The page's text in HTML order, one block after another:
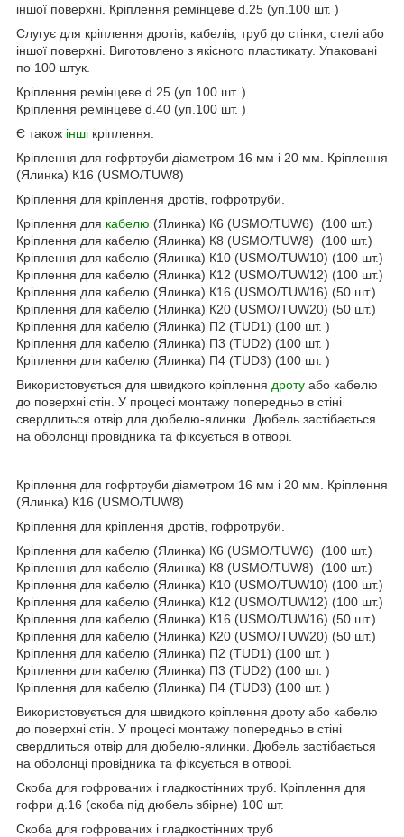
іншої поверхні. Кріплення ремінцеве d.25 (уп.100 шт. )
Слугує для кріплення дротів, кабелів, труб до стінки, стелі або
іншої поверхні. Виготовлено з якісного пластикату. Упаковані
по 100 штук.
Кріплення ремінцеве d.25 (уп.100 шт. )
Кріплення ремінцеве d.40 (уп.100 шт. )
Є також інші кріплення.
Кріплення для гофртруби діаметром 16 мм і 20 мм. Кріплення
(Ялинка) К16 (USMO/TUW8)
Кріплення для кріплення дротів, гофротруби.
Кріплення для кабелю (Ялинка) К6 (USMO/TUW6) (100 шт.)
Кріплення для кабелю (Ялинка) К8 (USMO/TUW8) (100 шт.)
Кріплення для кабелю (Ялинка) К10 (USMO/TUW10) (100 шт.)
Кріплення для кабелю (Ялинка) К12 (USMO/TUW12) (100 шт.)
Кріплення для кабелю (Ялинка) К16 (USMO/TUW16) (50 шт.)
Кріплення для кабелю (Ялинка) К20 (USMO/TUW20) (50 шт.)
Кріплення для кабелю (Ялинка) П2 (TUD1) (100 шт. )
Кріплення для кабелю (Ялинка) П3 (TUD2) (100 шт. )
Кріплення для кабелю (Ялинка) П4 (TUD3) (100 шт. )
Використовується для швидкого кріплення дроту або кабелю
до поверхні стін. У процесі монтажу попередньо в стіні
свердлиться отвір для дюбелю-ялинки. Дюбель застібається
на оболонці провідника та фіксується в отворі.
Кріплення для гофртруби діаметром 16 мм і 20 мм. Кріплення
(Ялинка) К16 (USMO/TUW8)
Кріплення для кріплення дротів, гофротруби.
Кріплення для кабелю (Ялинка) К6 (USMO/TUW6) (100 шт.)
Кріплення для кабелю (Ялинка) К8 (USMO/TUW8) (100 шт.)
Кріплення для кабелю (Ялинка) К10 (USMO/TUW10) (100 шт.)
Кріплення для кабелю (Ялинка) К12 (USMO/TUW12) (100 шт.)
Кріплення для кабелю (Ялинка) К16 (USMO/TUW16) (50 шт.)
Кріплення для кабелю (Ялинка) К20 (USMO/TUW20) (50 шт.)
Кріплення для кабелю (Ялинка) П2 (TUD1) (100 шт. )
Кріплення для кабелю (Ялинка) П3 (TUD2) (100 шт. )
Кріплення для кабелю (Ялинка) П4 (TUD3) (100 шт. )
Використовується для швидкого кріплення дроту або кабелю
до поверхні стін. У процесі монтажу попередньо в стіні
свердлиться отвір для дюбелю-ялинки. Дюбель застібається
на оболонці провідника та фіксується в отворі.
Скоба для гофрованих і гладкостінних труб. Кріплення для
гофри д.16 (скоба під дюбель збірне) 100 шт.
Скоба для гофрованих і гладкостінних труб